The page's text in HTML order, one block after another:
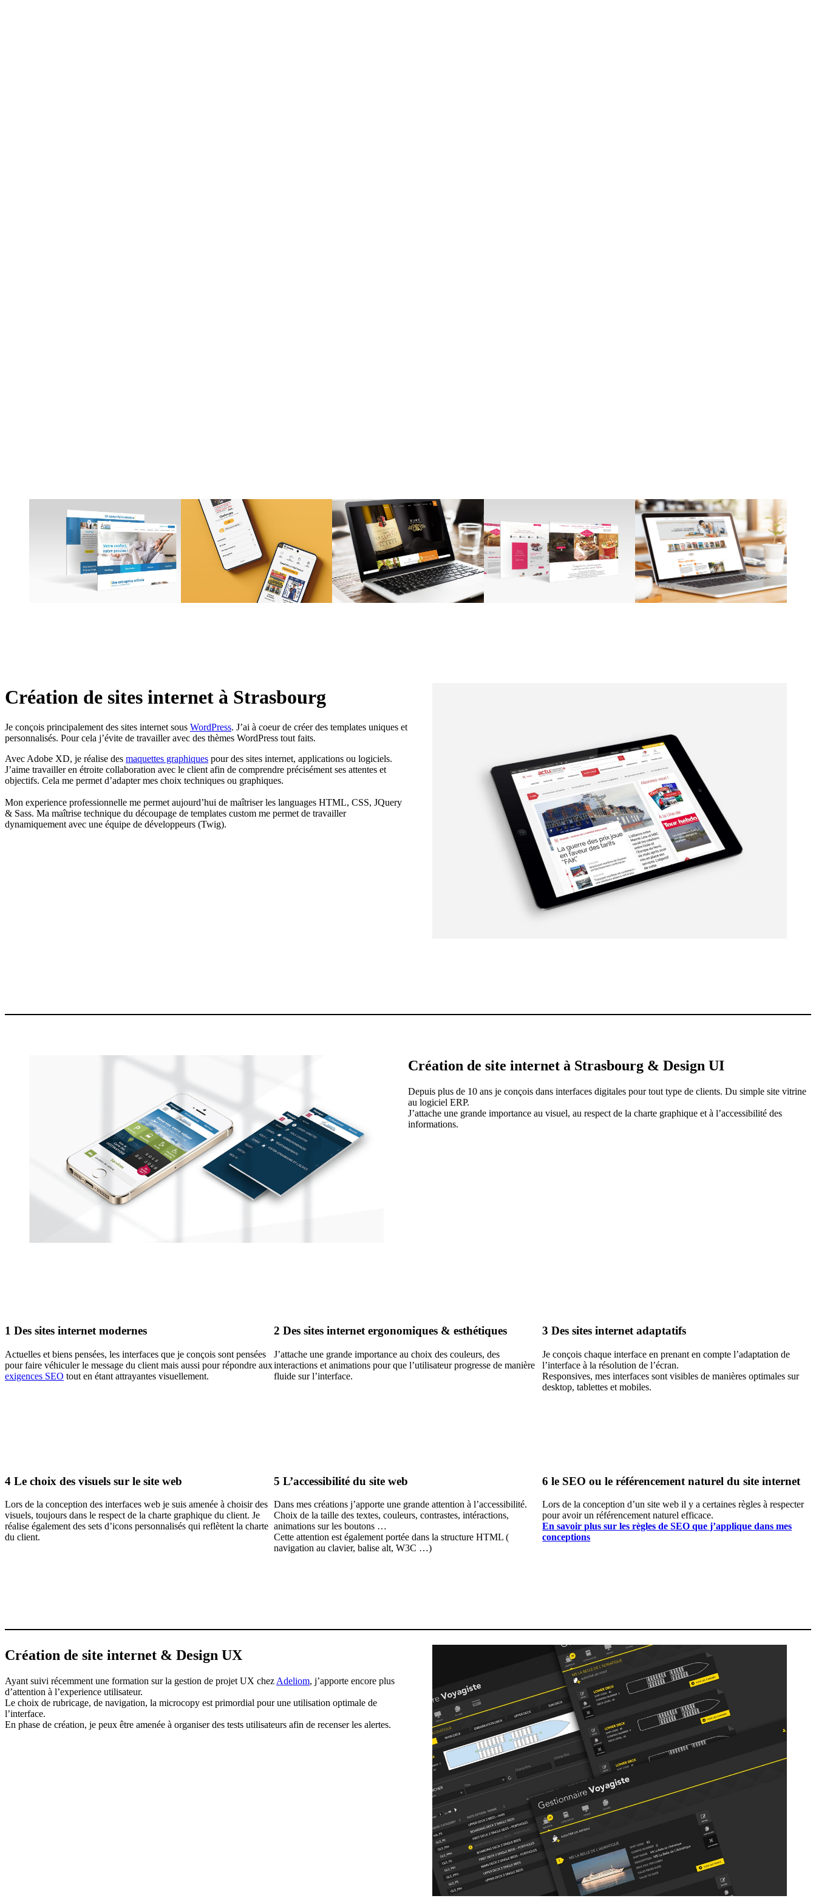
Création de sites internet à Strasbourg
Je conçois principalement des sites internet sous WordPress. J’ai à coeur de créer des templates uniques et
personnalisés. Pour cela j’évite de travailler avec des thèmes WordPress tout faits.
Avec Adobe XD, je réalise des maquettes graphiques pour des sites internet, applications ou logiciels.
J’aime travailler en étroite collaboration avec le client afin de comprendre précisément ses attentes et
objectifs. Cela me permet d’adapter mes choix techniques ou graphiques.
Mon experience professionnelle me permet aujourd’hui de maîtriser les languages HTML, CSS, JQuery
& Sass. Ma maîtrise technique du découpage de templates custom me permet de travailler
dynamiquement avec une équipe de développeurs (Twig).
Création de site internet à Strasbourg & Design UI
Depuis plus de 10 ans je conçois dans interfaces digitales pour tout type de clients. Du simple site vitrine
au logiciel ERP.
J’attache une grande importance au visuel, au respect de la charte graphique et à l’accessibilité des
informations.
1 Des sites internet modernes
Actuelles et biens pensées, les interfaces que je conçois sont pensées
pour faire véhiculer le message du client mais aussi pour répondre aux
exigences SEO tout en étant attrayantes visuellement.
2 Des sites internet ergonomiques & esthétiques
J’attache une grande importance au choix des couleurs, des
interactions et animations pour que l’utilisateur progresse de manière
fluide sur l’interface.
3Des sites internet adaptatifs
Je conçois chaque interface en prenant en compte l’adaptation de
l’interface à la résolution de l’écran.
Responsives, mes interfaces sont visibles de manières optimales sur
desktop, tablettes et mobiles.
4 Le choix des visuels sur le site web
Lors de la conception des interfaces web je suis amenée à choisir des
visuels, toujours dans le respect de la charte graphique du client. Je
réalise également des sets d’icons personnalisés qui reflètent la charte
du client.
5 L’accessibilité du site web
Dans mes créations j’apporte une grande attention à l’accessibilité.
Choix de la taille des textes, couleurs, contrastes, intéractions,
animations sur les boutons …
Cette attention est également portée dans la structure HTML (
navigation au clavier, balise alt, W3C …)
6 le SEO ou le référencement naturel du site internet
Lors de la conception d’un site web il y a certaines règles à respecter
pour avoir un référencement naturel efficace.
En savoir plus sur les règles de SEO que j’applique dans mes
conceptions
Création de site internet & Design UX
Ayant suivi récemment une formation sur la gestion de projet UX chez Adeliom, j’apporte encore plus
d’attention à l’experience utilisateur.
Le choix de rubricage, de navigation, la microcopy est primordial pour une utilisation optimale de
l’interface.
En phase de création, je peux être amenée à organiser des tests utilisateurs afin de recenser les alertes.